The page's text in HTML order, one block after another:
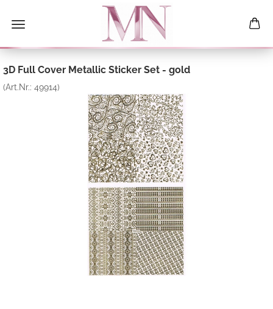
3D Full Cover Metallic Sticker Set - gold
(Art.Nr.: 49914)